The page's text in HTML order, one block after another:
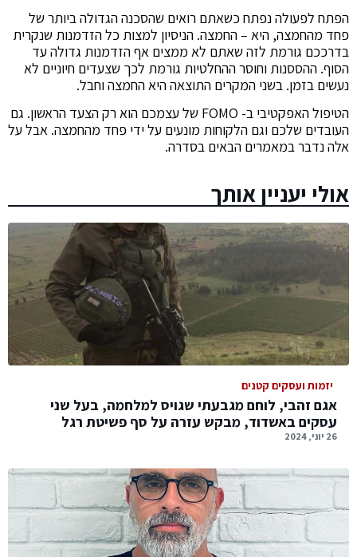
הפתח לפעולה נפתח כשאתם רואים שהסכנה הגדולה ביותר של
פחד מהחמצה, היא – החמצה. הניסיון למצות כל הזדמנות שנקרית
בדרככם גורמת לזה שאתם לא ממצים אף הזדמנות גדולה עד
הסוף. ההססנות וחוסר ההחלטיות גורמת לכך שצעדים חיוניים לא
נעשים בזמן. בשני המקרים התוצאה היא החמצה וחבל.
הטיפול האפקטיבי ב- FOMO של עצמכם הוא רק הצעד הראשון. גם
העובדים שלכם וגם הלקוחות מונעים על ידי פחד מהחמצה. אבל על
אלה נדבר במאמרים הבאים בסדרה.
אולי יעניין אותך
יזמות ועסקים קטנים
אגם זהבי, לוחם מגבעתי שגויס למלחמה, בעל שני
עסקים באשדוד, מבקש עזרה על סף פשיטת רגל
26 יוני, 2024